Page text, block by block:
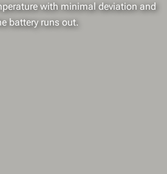
with minimal deviation and
battery runs out.